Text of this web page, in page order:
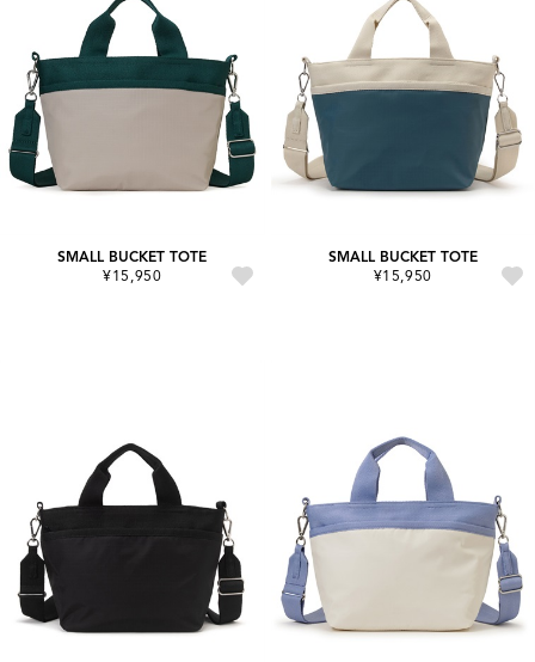
SMALL BUCKET TOTE
¥15,950
SMALL BUCKET TOTE
¥15,950